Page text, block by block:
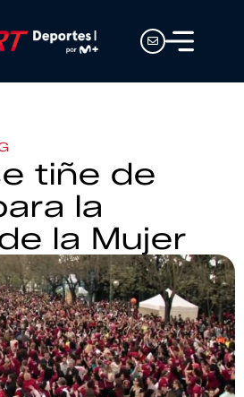
tiñe de
la
la Mujer